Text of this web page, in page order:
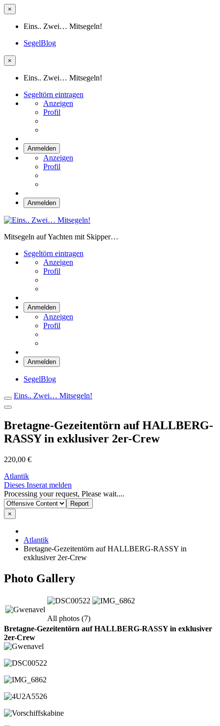
×
Eins.. Zwei… Mitsegeln!
SegelBlog
×
Eins.. Zwei… Mitsegeln!
Segeltörn eintragen
Anzeigen
Profil
Anmelden
Anzeigen
Profil
Anmelden
Mitsegeln auf Yachten mit Skipper…
Segeltörn eintragen
Anzeigen
Profil
Anmelden
Anzeigen
Profil
Anmelden
SegelBlog
Eins.. Zwei… Mitsegeln!
Bretagne-Gezeitentörn auf HALLBERG-
RASSY in exklusiver 2er-Crew
220,00 €
Atlantik
Dieses Inserat melden
Processing your request, Please wait....
×
Atlantik
Bretagne-Gezeitentörn auf HALLBERG-RASSY in
exklusiver 2er-Crew
Photo Gallery
All photos (7)
Bretagne-Gezeitentörn auf HALLBERG-RASSY in exklusiver
2er-Crew